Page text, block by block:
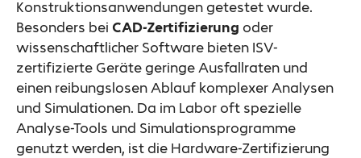
Konstruktionsanwendungen getestet wurde.
Besonders bei CAD-Zertifizierung oder
wissenschaftlicher Software bieten ISV-
zertifizierte Geräte geringe Ausfallraten und
einen reibungslosen Ablauf komplexer Analysen
und Simulationen. Da im Labor oft spezielle
Analyse-Tools und Simulationsprogramme
genutzt werden, ist die Hardware-Zertifizierung